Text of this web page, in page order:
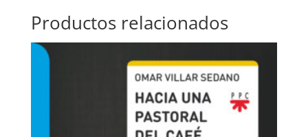
Productos relacionados